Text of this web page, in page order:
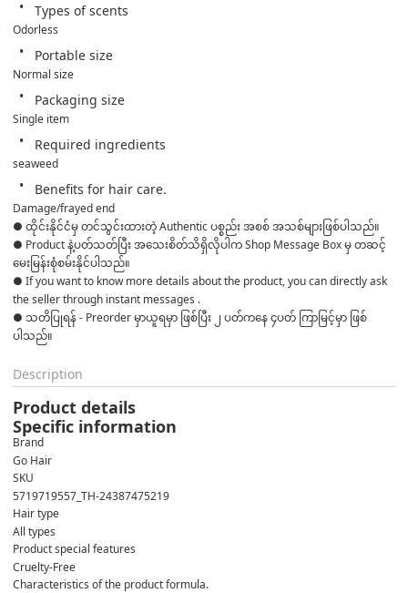
Types of scents
Odorless
Portable size
Normal size
Packaging size
Single item
Required ingredients
seaweed
Benefits for hair care.
Damage/frayed end
● ထိုင်းနိုင်ငံမှ တင်သွင်းထားတဲ့ Authentic ပစ္စည်း အစစ် အသစ်များဖြစ်ပါသည်။
● Product နဲ့ပတ်သတ်ပြီး အသေးစိတ်သိရှိလိုပါက Shop Message Box မှ တဆင့်
မေးမြန်းစုံစမ်းနိုင်ပါသည်။
● If you want to know more details about the product, you can directly ask
the seller through instant messages .
● သတိပြုရန် - Preorder မှာယူရမှာ ဖြစ်ပြီး ၂ ပတ်ကနေ ၄ပတ် ကြာမြင့်မှာ ဖြစ်
ပါသည်။
Description
Product details
Specific information
Brand
Go Hair
SKU
5719719557_TH-24387475219
Hair type
All types
Product special features
Cruelty-Free
Characteristics of the product formula.